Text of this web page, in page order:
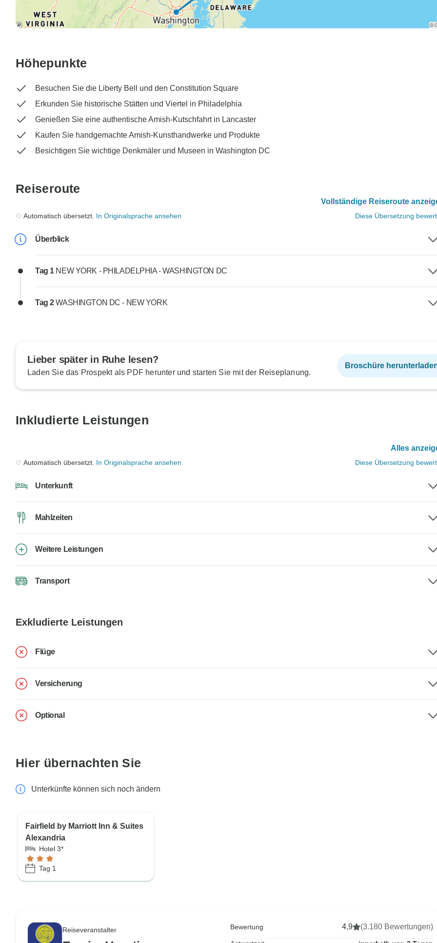
Höhepunkte
Besuchen Sie die Liberty Bell und den Constitution Square
Erkunden Sie historische Stätten und Viertel in Philadelphia
Genießen Sie eine authentische Amish-Kutschfahrt in Lancaster
Kaufen Sie handgemachte Amish-Kunsthandwerke und Produkte
Besichtigen Sie wichtige Denkmäler und Museen in Washington DC
Reiseroute
Vollständige Reiseroute
Automatisch übersetzt. In Originalsprache ansehen Diese Übersetzung
Überblick
Tag 1 NEW YORK - PHILADELPHIA - WASHINGTON DC
Tag 2WASHINGTON DC - NEW YORK
Lieber später in Ruhe lesen?
Laden Sie das Prospekt als PDF herunter und starten Sie mit der Reiseplanung.
Broschüre
Inkludierte Leistungen
Alles
Automatisch übersetzt. In Originalsprache ansehen Diese Übersetzung
Unterkunft
Mahlzeiten
Weitere Leistungen
Transport
Exkludierte Leistungen
Flüge
Versicherung
Optional
Hier übernachten Sie
Unterkünfte können sich noch ändern
Fairfield by Marriott Inn & Suites
Alexandria
Hotel 3*
Tag 1
Reiseveranstalter Bewertung 4,9 (3.180 Bewertungen)